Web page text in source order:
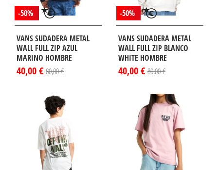
-50%
VANS SUDADERA METAL
WALL FULL ZIP AZUL
MARINO HOMBRE
40,00 € 80,00 €
-50%
VANS SUDADERA METAL
WALL FULL ZIP BLANCO
WHITE HOMBRE
40,00 € 80,00 €